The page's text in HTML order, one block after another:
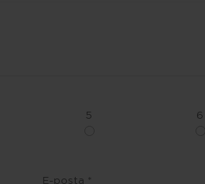
5 6
E-posta *